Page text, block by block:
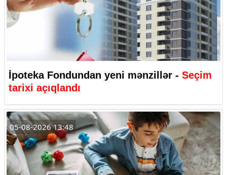
İpoteka Fondundan yeni mənzillər - Seçim
tarixi açıqlandı
05-08-2026 13:48